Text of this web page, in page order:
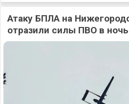
Атаку БПЛА на
отразили силы ПВО в ночь